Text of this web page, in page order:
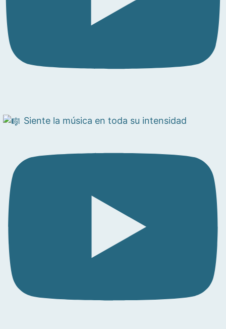
Siente la música en toda su intensidad